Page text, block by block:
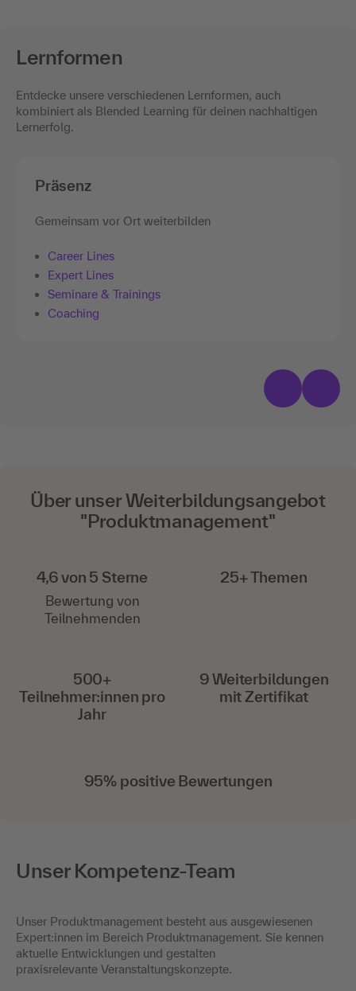
Lernformen
Entdecke unsere verschiedenen Lernformen, auch
kombiniert als Blended Learning für deinen nachhaltigen
Lernerfolg.
Präsenz
Gemeinsam vor Ort weiterbilden
Career Lines
Expert Lines
Seminare & Trainings
Coaching
Über unser Weiterbildungsangebot
"Produktmanagement"
4,6 von 5 Sterne
Bewertung von
Teilnehmenden
25+ Themen
500+
Teilnehmer:innen pro
Jahr
9 Weiterbildungen
mit Zertifikat
95% positive Bewertungen
Unser Kompetenz-Team
Unser Produktmanagement besteht aus ausgewiesenen
Expert:innen im Bereich Produktmanagement. Sie kennen
aktuelle Entwicklungen und gestalten
praxisrelevante Veranstaltungskonzepte.